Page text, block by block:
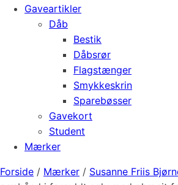
Gaveartikler
Dåb
Bestik
Dåbsrør
Flagstænger
Smykkeskrin
Sparebøsser
Gavekort
Student
Mærker
Forside / Mærker / Susanne Friis